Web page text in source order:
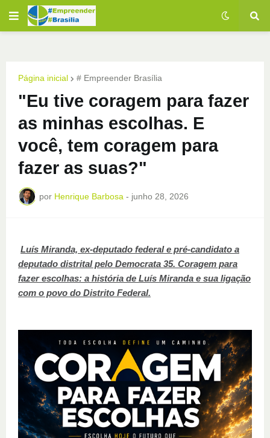
Página inicial # Empreender Brasília
"Eu tive coragem para fazer
as minhas escolhas. E
você, tem coragem para
fazer as suas?"
por Henrique Barbosa - junho 28, 2026
Luís Miranda, ex-deputado federal e pré-candidato a
deputado distrital pelo Democrata 35. Coragem para
fazer escolhas: a história de Luís Miranda e sua ligação
com o povo do Distrito Federal.